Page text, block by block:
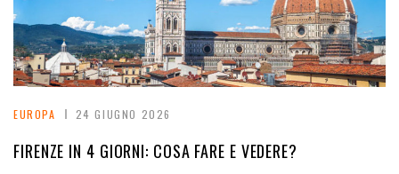
EUROPA 24 GIUGNO 2026
FIRENZE IN 4 GIORNI: COSA FARE E VEDERE?